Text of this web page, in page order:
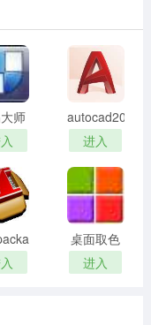
流互动，前来做客
提供精练技艺和学
用学习就能上手，
师
版
autocad2002
迷你版
进入
丁
桌面取色
工具
colorpix
进入